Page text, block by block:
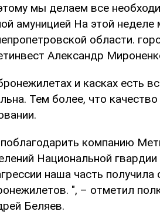
мы делаем все
амуницией На этой
области.
Александр
и касках есть
Тем более, что
компанию
Национальной
наша часть получила
", – отметил
Беляев.